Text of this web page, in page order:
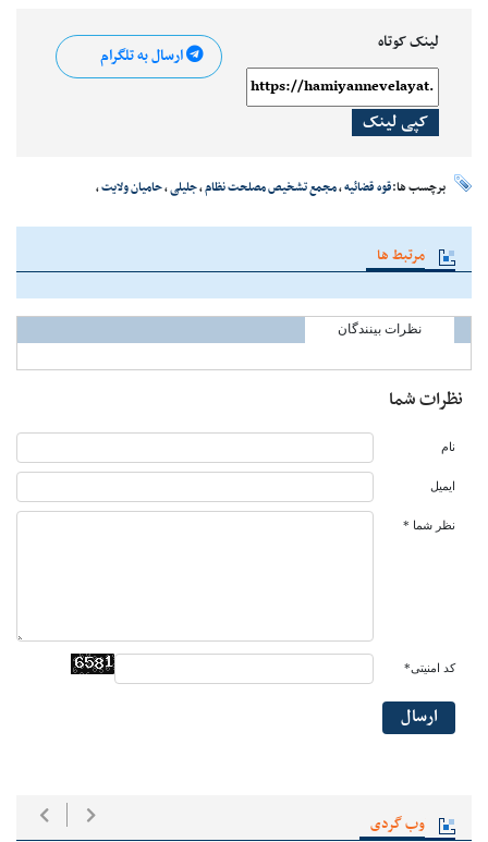
وب گردی
لینک کوتاه
کپی لینک
ارسال به تلگرام
برچسب ها:قوه قضائیه،مجمع تشخیص مصلحت نظام،جلیلی،حامیان ولایت،
مرتبط ها
نظرات بینندگان
نظرات شما
نام
ایمیل
نظر شما *
کد امنیتی*
ارسال